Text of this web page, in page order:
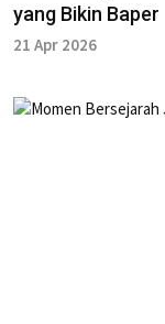
yang Bikin Baper
21 Apr 2026